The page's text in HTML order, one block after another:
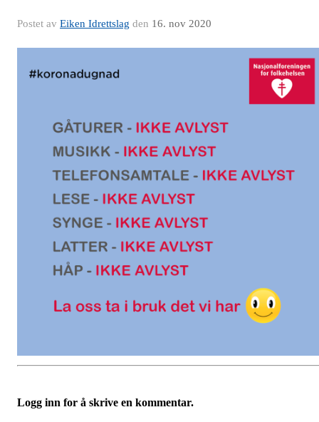
Postet av Eiken Idrettslag den 16. nov 2020
Logg inn for å skrive en kommentar.